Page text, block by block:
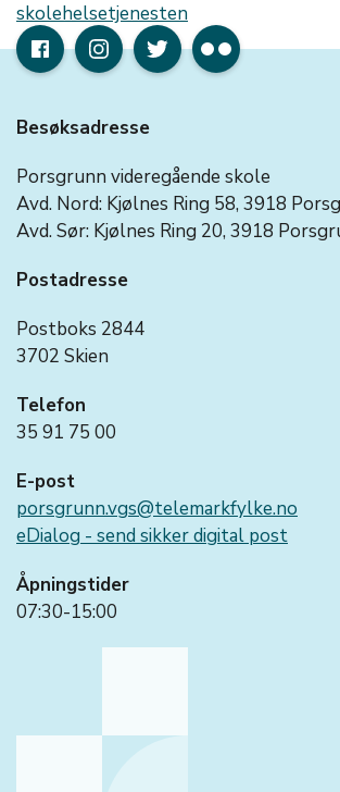
skolehelsetjenesten
Besøksadresse
Porsgrunn videregående skole
Avd. Nord: Kjølnes Ring 58, 3918
Avd. Sør: Kjølnes Ring 20, 3918
Postadresse
Postboks 2844
3702 Skien
Telefon
35 91 75 00
E-post
porsgrunn.vgs@telemarkfylke.no
eDialog - send sikker digital post
Åpningstider
07:30-15:00